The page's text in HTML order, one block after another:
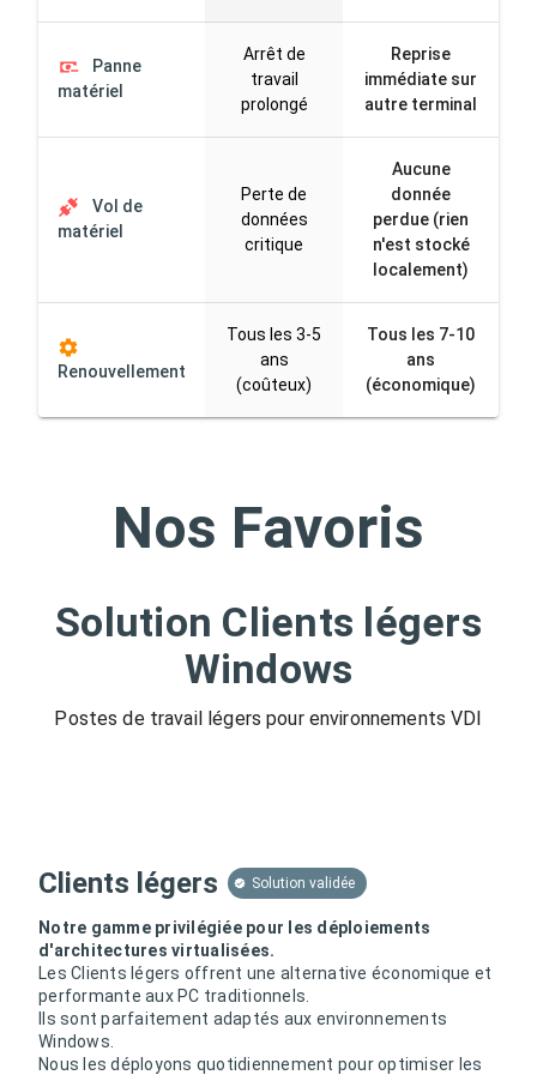
Panne
matériel
Arrêt de
travail
prolongé
Reprise
immédiate sur
autre terminal
Vol de
matériel
Perte de
données
critique
Aucune
donnée
perdue (rien
n'est stocké
localement)
Renouvellement
Tous les 3-5
ans
(coûteux)
Tous les 7-10
ans
(économique)
Nos Favoris
Solution Clients légers
Windows
Postes de travail légers pour environnements VDI
Clients légers Solution validée
Notre gamme privilégiée pour les déploiements
d'architectures virtualisées.
Les Clients légers offrent une alternative économique et
performante aux PC traditionnels.
Ils sont parfaitement adaptés aux environnements
Windows.
Nous les déployons quotidiennement pour optimiser les